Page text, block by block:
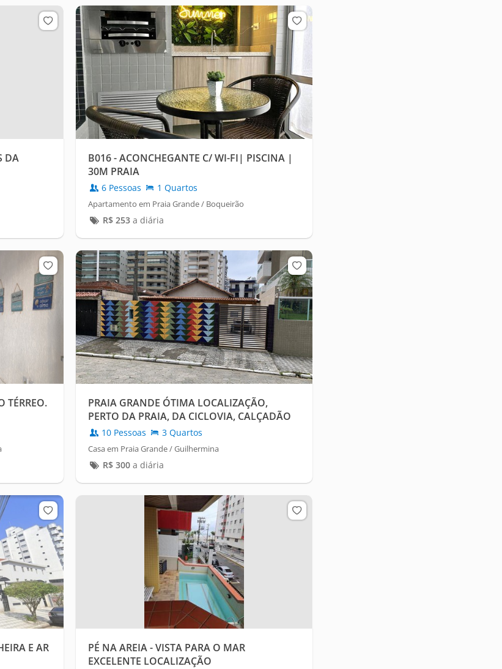
DA
B016 - ACONCHEGANTE C/ WI-FI| PISCINA |
30M PRAIA
6 Pessoas 1 Quartos
Apartamento em Praia Grande / Boqueirão
R$ 253a diária
TÉRREO.
PRAIA GRANDE ÓTIMA LOCALIZAÇÃO,
PERTO DA PRAIA, DA CICLOVIA, CALÇADÃO
10 Pessoas 3 Quartos
Casa em Praia Grande / Guilhermina
R$ 300a diária
E AR
PÉ NA AREIA - VISTA PARA O MAR
EXCELENTE LOCALIZAÇÃO